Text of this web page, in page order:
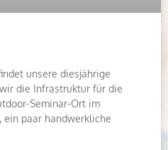
unsere diesjährige
die Infrastruktur für die
Seminar-Ort im
ein paar handwerkliche